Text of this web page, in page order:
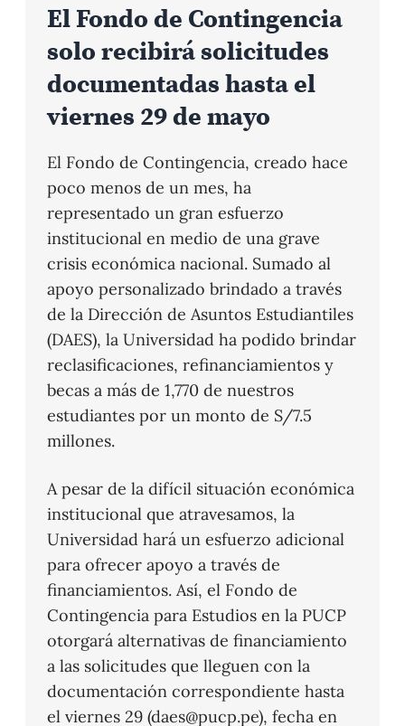
El Fondo de Contingencia
solo recibirá solicitudes
documentadas hasta el
viernes 29 de mayo
El Fondo de Contingencia, creado hace
poco menos de un mes, ha
representado un gran esfuerzo
institucional en medio de una grave
crisis económica nacional. Sumado al
apoyo personalizado brindado a través
de la Dirección de Asuntos Estudiantiles
(DAES), la Universidad ha podido brindar
reclasificaciones, refinanciamientos y
becas a más de 1,770 de nuestros
estudiantes por un monto de S/7.5
millones.
A pesar de la difícil situación económica
institucional que atravesamos, la
Universidad hará un esfuerzo adicional
para ofrecer apoyo a través de
financiamientos. Así, el Fondo de
Contingencia para Estudios en la PUCP
otorgará alternativas de financiamiento
a las solicitudes que lleguen con la
documentación correspondiente hasta
el viernes 29 (daes@pucp.pe), fecha en